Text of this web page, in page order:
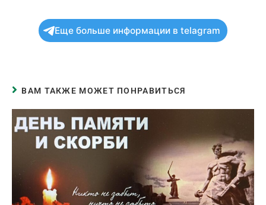
Еще больше информации в telagram
ВАМ ТАКЖЕ МОЖЕТ ПОНРАВИТЬСЯ